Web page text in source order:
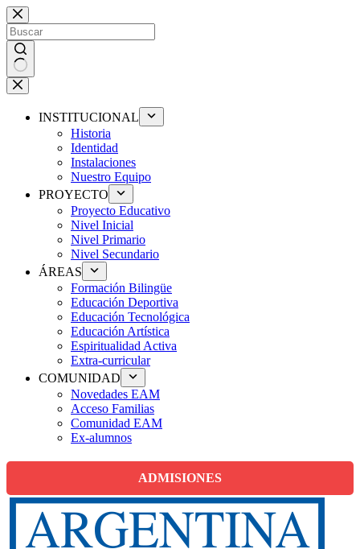
Saltar
al
contenido
Sin
resultados
INSTITUCIONAL
Historia
Identidad
Instalaciones
Nuestro Equipo
PROYECTO
Proyecto Educativo
Nivel Inicial
Nivel Primario
Nivel Secundario
ÁREAS
Formación Bilingüe
Educación Deportiva
Educación Tecnológica
Educación Artística
Espiritualidad Activa
Extra-curricular
COMUNIDAD
Novedades EAM
Acceso Familias
Comunidad EAM
Ex-alumnos
ADMISIONES